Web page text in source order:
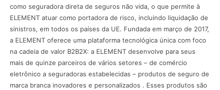
como seguradora direta de seguros não vida, o que permite à
ELEMENT atuar como portadora de risco, incluindo liquidação de
sinistros, em todos os países da UE. Fundada em março de 2017,
a ELEMENT oferece uma plataforma tecnológica única com foco
na cadeia de valor B2B2X: a ELEMENT desenvolve para seus
mais de quinze parceiros de vários setores – de comércio
eletrônico a seguradoras estabelecidas – produtos de seguro de
marca branca inovadores e personalizados . Esses produtos são